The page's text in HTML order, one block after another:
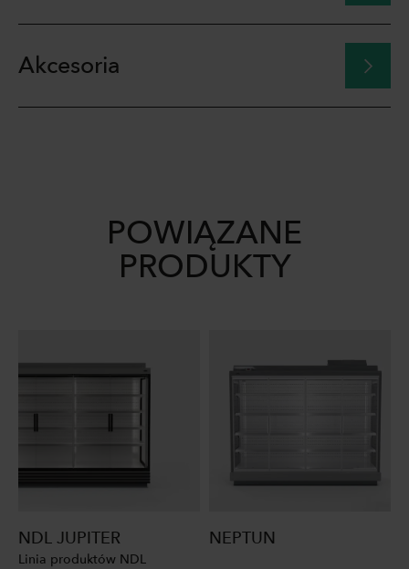
Akcesoria
POWIĄZANE
PRODUKTY
NDL JUPITER
Linia produktów NDL
NEPTUN